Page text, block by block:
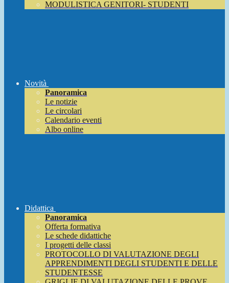
MODULISTICA GENITORI- STUDENTI
Novità
Panoramica
Le notizie
Le circolari
Calendario eventi
Albo online
Didattica
Panoramica
Offerta formativa
Le schede didattiche
I progetti delle classi
PROTOCOLLO DI VALUTAZIONE DEGLI
APPRENDIMENTI DEGLI STUDENTI E DELLE
STUDENTESSE